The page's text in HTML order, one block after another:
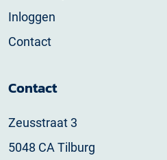
Inloggen
Contact
Contact
Zeusstraat 3
5048 CA Tilburg